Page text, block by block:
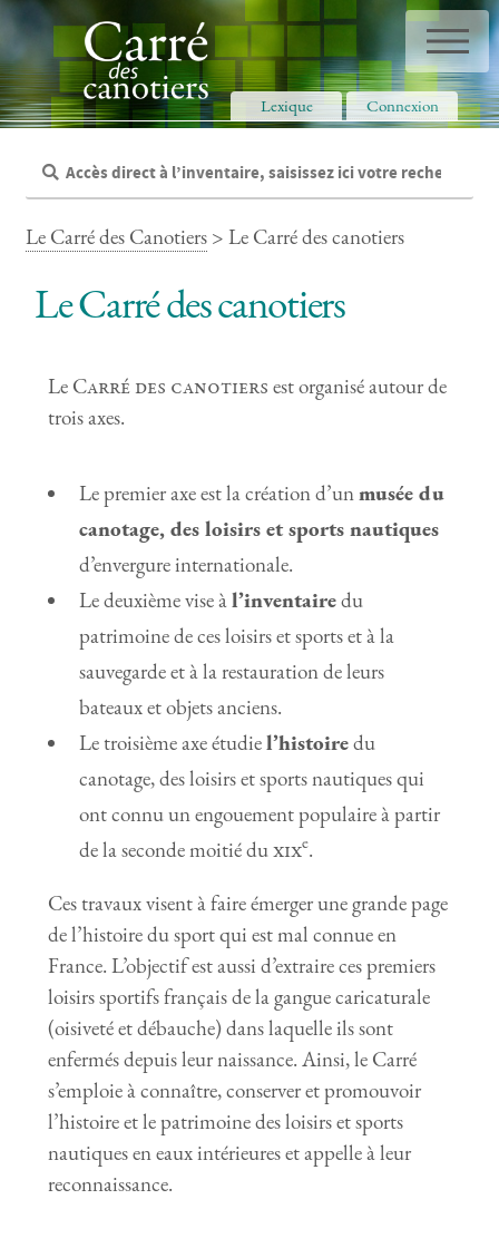
Panneau de gestion des cookies
Lexique Connexion
Le Carré des Canotiers > Le Carré des canotiers
Le Carré des canotiers
Le Carré des canotiers est organisé autour de
trois axes.
Le premier axe est la création d’unmusée du
canotage, des loisirs et sports nautiques
d’envergure internationale.
Le deuxième vise àl’inventairedu
patrimoine de ces loisirs et sports et à la
sauvegarde et à la restauration de leurs
bateaux et objets anciens.
Le troisième axe étudiel’histoiredu
canotage, des loisirs et sports nautiques qui
ont connu un engouement populaire à partir
de la seconde moitié duxixe.
Ces travaux visent à faire émerger une grande page
de l’histoire du sport qui est mal connue en
France. L’objectif est aussi d’extraire ces premiers
loisirs sportifs français de la gangue caricaturale
(oisiveté et débauche) dans laquelle ils sont
enfermés depuis leur naissance. Ainsi, le Carré
s’emploie à connaître, conserver et promouvoir
l’histoire et le patrimoine des loisirs et sports
nautiques en eaux intérieures et appelle à leur
reconnaissance.